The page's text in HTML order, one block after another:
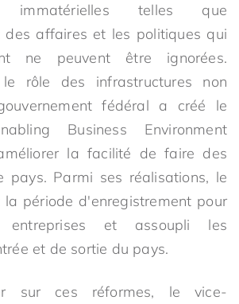
immatérielles telles que
des affaires et les politiques qui
ne peuvent être ignorées.
le rôle des infrastructures non
fédéral a créé le
Business Environment
la facilité de faire des
pays. Parmi ses réalisations, le
la période d'enregistrement pour
entreprises et assoupli les
et de sortie du pays.
sur ces réformes, le vice-